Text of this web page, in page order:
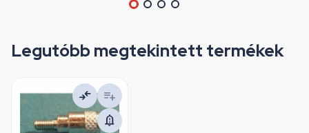
Legutóbb megtekintett termékek